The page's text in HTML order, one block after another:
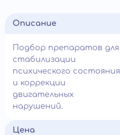
Описание
Подбор препаратов для
стабилизации
психического состояния
и коррекции
двигательных
нарушений.
Цена